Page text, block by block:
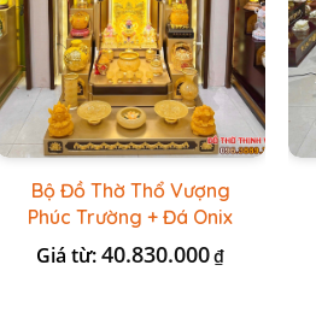
Bộ Đồ Thờ Thổ Vượng
Phúc Trường + Đá Onix
Vàng
Giá từ:40.830.000₫